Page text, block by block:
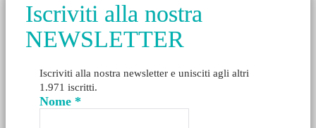
Iscriviti alla nostra
NEWSLETTER
Iscriviti alla nostra newsletter e unisciti agli altri
1.971 iscritti.
Nome *